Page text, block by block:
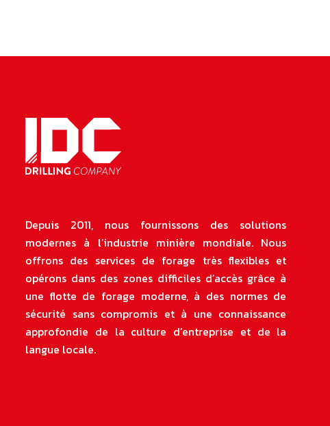
Depuis 2011, nous fournissons des solutions
modernes à l’industrie minière mondiale. Nous
offrons des services de forage très flexibles et
opérons dans des zones difficiles d’accès grâce à
une flotte de forage moderne, à des normes de
sécurité sans compromis et à une connaissance
approfondie de la culture d’entreprise et de la
langue locale.